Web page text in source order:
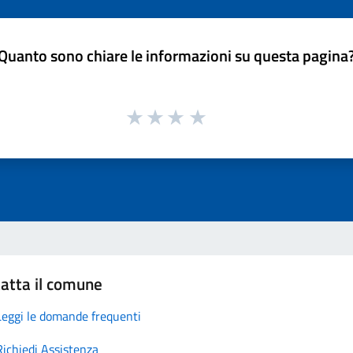
sono chiare le informazioni su questa
il comune
le domande frequenti
Assistenza